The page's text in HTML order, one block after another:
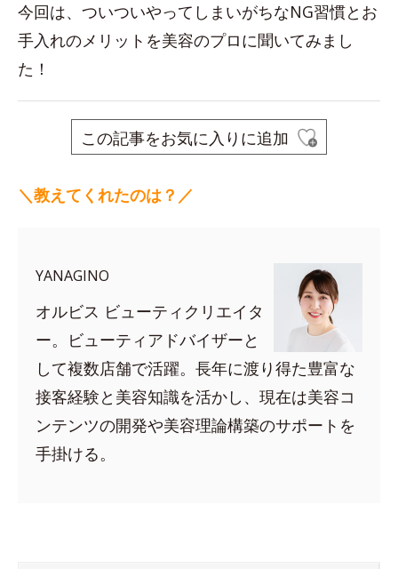
今回は、ついついやってしまいがちなNG習慣とお
手入れのメリットを美容のプロに聞いてみまし
た！
この記事をお気に入りに追加
＼教えてくれたのは？／
YANAGINO
オルビス ビューティクリエイタ
ー。ビューティアドバイザーと
して複数店舗で活躍。長年に渡り得た豊富な
接客経験と美容知識を活かし、現在は美容コ
ンテンツの開発や美容理論構築のサポートを
手掛ける。